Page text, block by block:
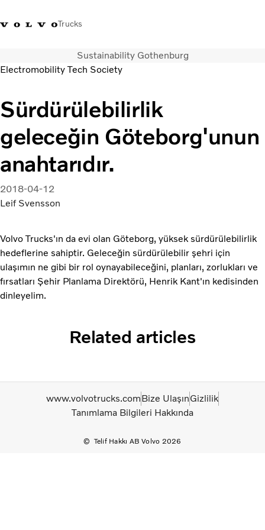
Trucks
Volvo Trucks MağazasıOturum açınTürkiye
Taşımacılık çözümleri
Kamyonlar
Hizmetler
Bayi arama
Haberler
Hakkımızda
Bize Ulaşın
Sustainability Gothenburg
Electromobility Tech Society
Sürdürülebilirlik
geleceğin Göteborg'unun
anahtarıdır.
2018-04-12
Leif Svensson
Volvo Trucks'ın da evi olan Göteborg, yüksek sürdürülebilirlik
hedeflerine sahiptir. Geleceğin sürdürülebilir şehri için
ulaşımın ne gibi bir rol oynayabileceğini, planları, zorlukları ve
fırsatları Şehir Planlama Direktörü, Henrik Kant'ın kedisinden
dinleyelim.
Related articles
Telif Hakkı AB Volvo 2026
www.volvotrucks.comBize UlaşınGizlilik
Tanımlama Bilgileri Hakkında